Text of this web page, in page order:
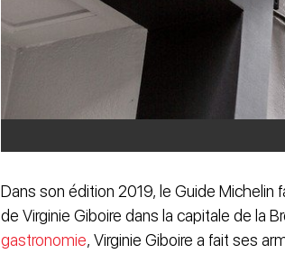
Dans son édition 2019, le Guide
de Virginie Giboire dans la capitale de la
gastronomie, Virginie Giboire a fait ses